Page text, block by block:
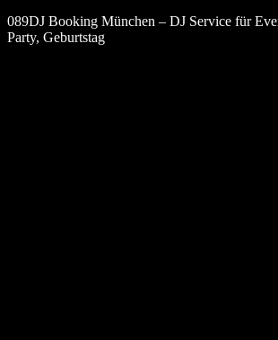
089DJ Booking München – DJ Service für
Party, Geburtstag